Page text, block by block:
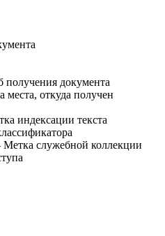
получения документа
места, откуда получен
индексации текста
Метка служебной коллекции